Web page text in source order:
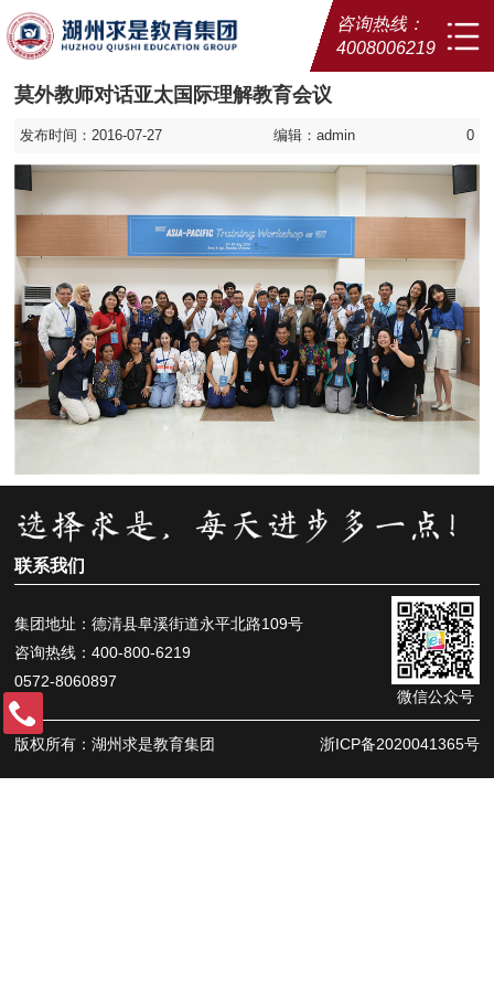
咨询热线：
4008006219
莫外教师对话亚太国际理解教育会议
发布时间：2016-07-27 编辑：admin 0
联系我们
集团地址：德清县阜溪街道永平北路109号
咨询热线：400-800-6219
0572-8060897
微信公众号
版权所有：湖州求是教育集团 浙ICP备2020041365号